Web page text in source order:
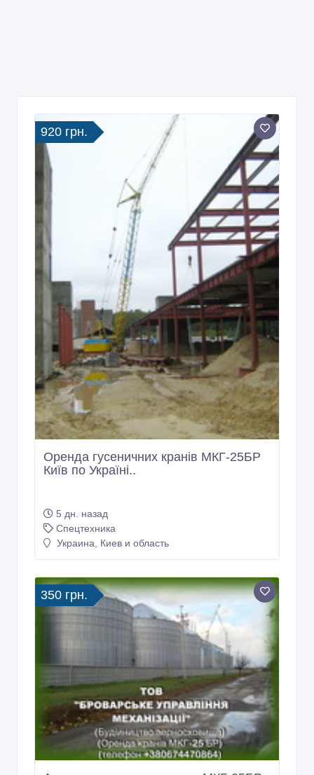
920 грн.
Оренда гусеничних кранів МКГ-25БР
Київ по Україні..
5 дн. назад
Спецтехника
Украина, Киев и область
350 грн.